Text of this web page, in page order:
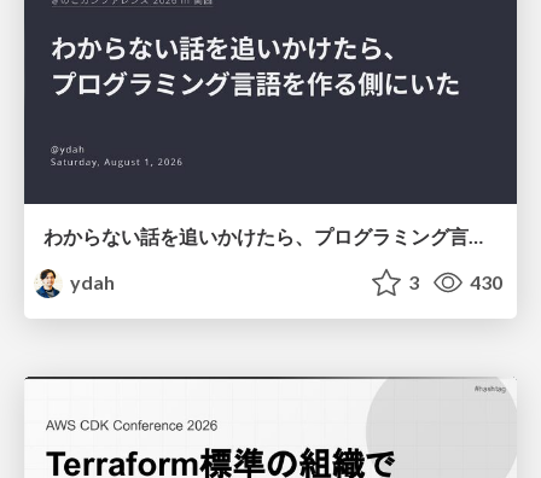
わからない話を追いかけたら、プログラミング言語を作る側にいた
ydah
3 430